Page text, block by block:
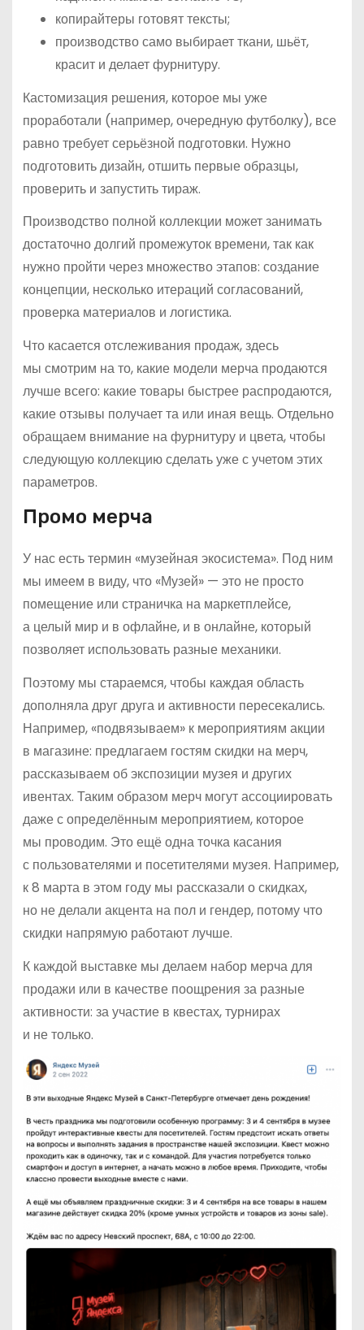
копирайтеры готовят тексты;
производство само выбирает ткани, шьёт,
красит и делает фурнитуру.
Кастомизация решения, которое мы уже
проработали (например, очередную футболку), все
равно требует серьёзной подготовки. Нужно
подготовить дизайн, отшить первые образцы,
проверить и запустить тираж.
Производство полной коллекции может занимать
достаточно долгий промежуток времени, так как
нужно пройти через множество этапов: создание
концепции, несколько итераций согласований,
проверка материалов и логистика.
Что касается отслеживания продаж, здесь
мы смотрим на то, какие модели мерча продаются
лучше всего: какие товары быстрее распродаются,
какие отзывы получает та или иная вещь. Отдельно
обращаем внимание на фурнитуру и цвета, чтобы
следующую коллекцию сделать уже с учетом этих
параметров.
Промо мерча
У нас есть термин «музейная экосистема». Под ним
мы имеем в виду, что «Музей» — это не просто
помещение или страничка на маркетплейсе,
а целый мир и в офлайне, и в онлайне, который
позволяет использовать разные механики.
Поэтому мы стараемся, чтобы каждая область
дополняла друг друга и активности пересекались.
Например, «подвязываем» к мероприятиям акции
в магазине: предлагаем гостям скидки на мерч,
рассказываем об экспозиции музея и других
ивентах. Таким образом мерч могут ассоциировать
даже с определённым мероприятием, которое
мы проводим. Это ещё одна точка касания
с пользователями и посетителями музея. Например,
к 8 марта в этом году мы рассказали о скидках,
но не делали акцента на пол и гендер, потому что
скидки напрямую работают лучше.
К каждой выставке мы делаем набор мерча для
продажи или в качестве поощрения за разные
активности: за участие в квестах, турнирах
и не только.